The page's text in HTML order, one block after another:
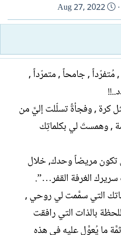
ت
ا
خ
ا
ل
ن
ش
ا
Aug 27, 2022
, جامحاً , متمرّداً ,
كرة , وفجأةً تسلّلت إليَّ من
, وهمستَ لي بكلماتِك
تكون مريضاً وحدك, خلال
الغرفة القفر…”.
التي سمَّمت لي روحي ,
بالذات التي رافقت
ما يُعوَّل عليه في هذه